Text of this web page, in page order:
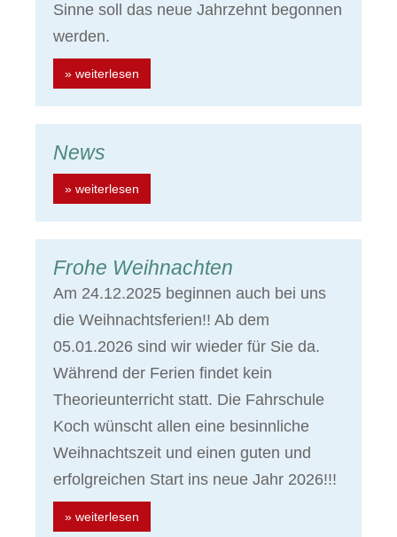
Sinne soll das neue Jahrzehnt begonnen
werden.
» weiterlesen
News
» weiterlesen
Frohe Weihnachten
Am 24.12.2025 beginnen auch bei uns
die Weihnachtsferien!! Ab dem
05.01.2026 sind wir wieder für Sie da.
Während der Ferien findet kein
Theorieunterricht statt. Die Fahrschule
Koch wünscht allen eine besinnliche
Weihnachtszeit und einen guten und
erfolgreichen Start ins neue Jahr 2026!!!
» weiterlesen